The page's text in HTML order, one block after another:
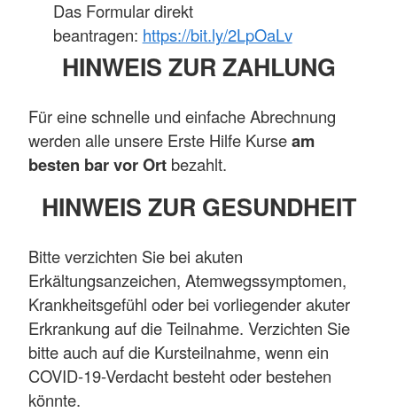
Das Formular direkt
beantragen: https://bit.ly/2LpOaLv
HINWEIS ZUR ZAHLUNG
Für eine schnelle und einfache Abrechnung
werden alle unsere Erste Hilfe Kurseam
besten bar vor Ort bezahlt.
HINWEIS ZUR GESUNDHEIT
Bitte verzichten Sie bei akuten
Erkältungsanzeichen, Atemwegssymptomen,
Krankheitsgefühl oder bei vorlie­gender akuter
Erkrankung auf die Teilnahme. Verzichten Sie
bitte auch auf die Kursteilnahme, wenn ein
COVID-19-Verdacht besteht oder bestehen
könnte.